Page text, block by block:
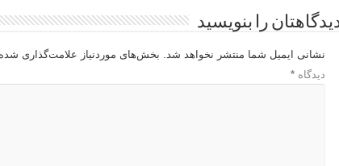
را بنویسید
نشانی ایمیل شما منتشر نخواهد شد. بخش‌های موردنیاز علامت‌گذاری
دیدگاه*